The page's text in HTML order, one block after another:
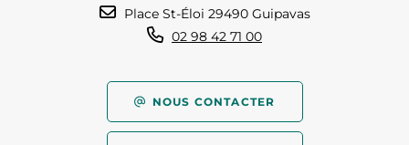
Place St-Éloi 29490 Guipavas
02 98 42 71 00
NOUS CONTACTER